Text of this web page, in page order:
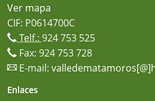
Ver mapa
CIF: P0614700C
Telf.: 924 753 525
Fax: 924 753 728
E-mail:
Enlaces